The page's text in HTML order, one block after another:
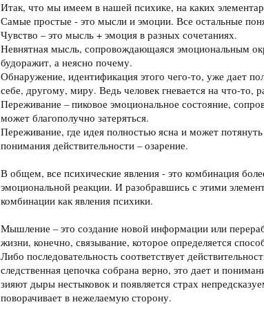
Итак, что мы имеем в нашей психике, на каких
Самые простые - это мысли и эмоции. Все остальные
Чувство – это мысль + эмоция в разных сочетаниях.
Невнятная мысль, сопровождающаяся эмоциональным
будоражит, а неясно почему.
Обнаружение, идентификация этого чего-то, уже дает
себе, другому, миру. Ведь человек гневается на что-то,
Переживание – пиковое эмоциональное состояние,
может благополучно затеряться.
Переживание, где идея полностью ясна и может
понимания действительности – озарение.
В общем, все психические явления - это комбинация
эмоциональной реакции. И разобравшись с этими
комбинации как явления психики.
Мышление – это создание новой информации или
жизни, конечно, связывание, которое определяется
Либо последовательность соответствует
следственная цепочка собрана верно, это дает и
зияют дыры нестыковок и появляется страх
поворачивает в нежелаемую сторону.